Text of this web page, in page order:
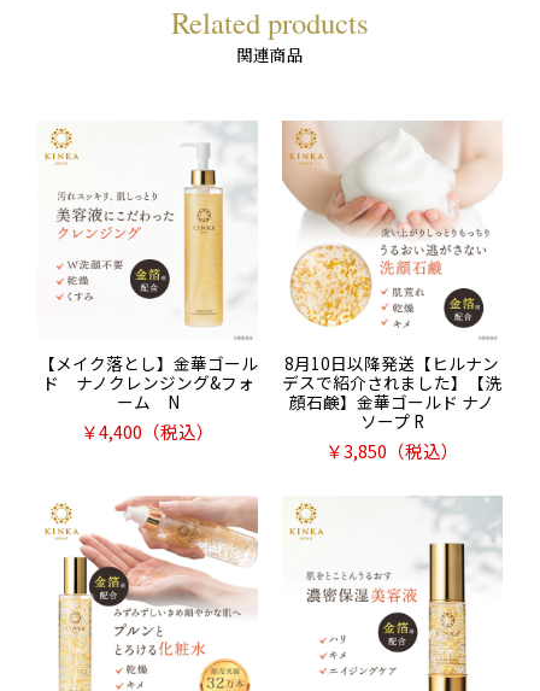
Related products
関連商品
【メイク落とし】金華ゴール
ド ナノクレンジング&フォ
ーム N
￥4,400 （税込）
8月10日以降発送【ヒルナン
デスで紹介されました】【洗
顔石鹸】金華ゴールド ナノ
ソープ R
￥3,850 （税込）